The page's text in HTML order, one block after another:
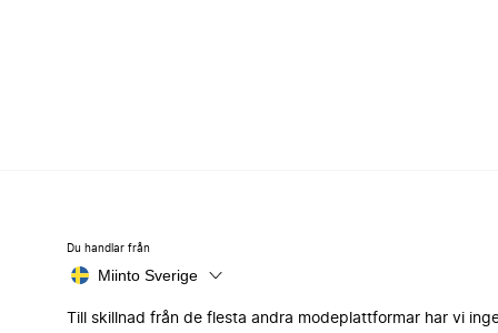
Du handlar från
Miinto Sverige
Till skillnad från de flesta andra modeplattformar har vi